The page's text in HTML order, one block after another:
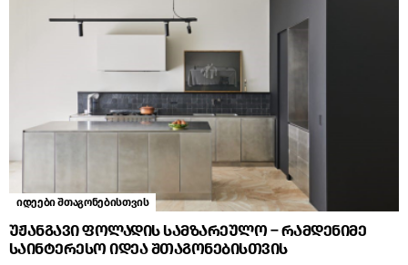
იდეები შთაგონებისთვის
უჟანგავი ფოლადის სამზარეულო – რამდენიმე
საინტერესო იდეა შთაგონებისთვის